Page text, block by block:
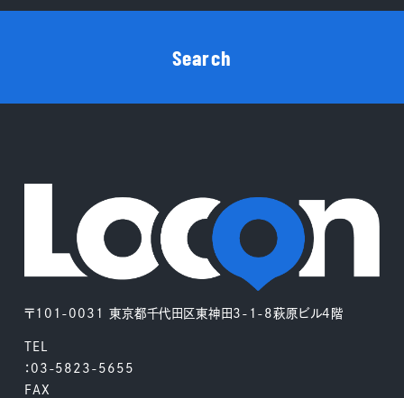
〒101-0031 東京都千代田区東神田3-1-8萩原ビル4階
TEL
：03-5823-5655
FAX
Search